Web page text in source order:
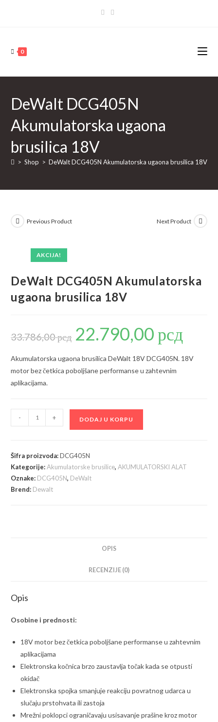
0
DeWalt DCG405N
Akumulatorska ugaona
brusilica 18V
> Shop > DeWalt DCG405N Akumulatorska ugaona brusilica 18V
AKCIJA!
Previous Product Next Product
DeWalt DCG405N Akumulatorska
ugaona brusilica 18V
33.786,00рсд
Originalna
cena
je
33.786,00 рсд.
22.790,00рсдje:
Akumulatorska ugaona brusilica DeWalt 18V DCG405N. 18V
motor bez četkica poboljšane performanse u zahtevnim
aplikacijama.
DCG405N
ugaona
brusilica
18V
količina
- + DODAJ U KORPU
Šifra proizvoda:DCG405N
Kategorije:Akumulatorske brusilice,AKUMULATORSKI ALAT
Oznake: DCG405N, DeWalt
Brend: Dewalt
OPIS
RECENZIJE (0)
Opis
Osobine i prednosti:
18V motor bez četkica poboljšane performanse u zahtevnim
aplikacijama
Elektronska kočnica brzo zaustavlja točak kada se otpusti
okidač
Elektronska spojka smanjuje reakciju povratnog udarca u
slučaju prstohvata ili zastoja
Mrežni poklopci ograničavaju usisavanje prašine kroz motor